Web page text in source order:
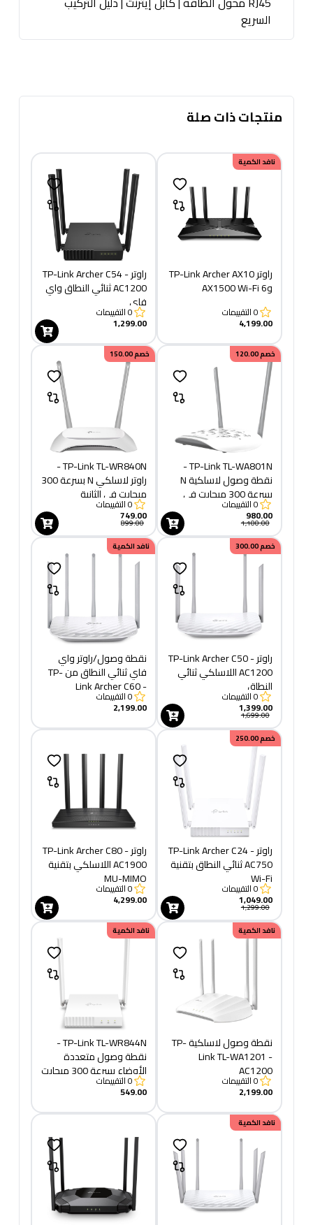
السريع
منتجات ذات صلة
نافد الكمية
راوتر TP-Link Archer AX10
وAX1500 Wi-Fi 6
0التقييمات
4,199.00
راوتر TP-Link Archer C54 -
AC1200 ثنائي النطاق واي
فاي
0التقييمات
1,299.00
خصم120.00
TP-Link TL-WA801N -
نقطة وصول لاسلكية N
بسرعة 300 ميجابت في
الثانية
0التقييمات
980.00
1,100.00
خصم150.00
TP-Link TL-WR840N -
راوتر لاسلكي N بسرعة 300
ميجابت في الثانية
0التقييمات
749.00
899.00
خصم300.00
راوتر TP-Link Archer C50 -
AC1200 اللاسلكي ثنائي
النطاق
0التقييمات
1,399.00
1,699.00
نافد الكمية
نقطة وصول/راوتر واي
فاي ثنائي النطاق من TP-
Link Archer C60 -
AC1350
0التقييمات
2,199.00
خصم250.00
راوتر TP-Link Archer C24 -
AC750 ثنائي النطاق بتقنية
Wi-Fi
0التقييمات
1,049.00
1,299.00
راوتر TP-Link Archer C80 -
AC1900 اللاسلكي بتقنية
MU-MIMO
0التقييمات
4,299.00
نافد الكمية
نقطة وصول لاسلكية TP-
Link TL-WA1201 -
AC1200
0التقييمات
2,199.00
نافد الكمية
TP-Link TL-WR844N -
نقطة وصول متعددة
الأوضاع بسرعة 300 ميجابت
في الثانية/جهاز توجيه واي
فاي
0التقييمات
549.00
خصم100.00
نافد الكمية